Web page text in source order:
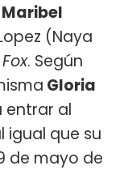
Maribel
(Naya
Fox. Según
Gloria
entrar al
igual que su
de mayo de